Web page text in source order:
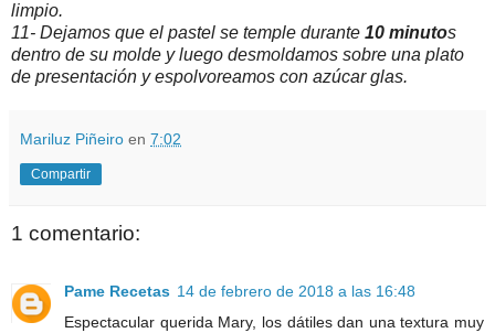
limpio.
11- Dejamos que el pastel se temple durante 10 minutos
dentro de su molde y luego desmoldamos sobre una plato
de presentación y espolvoreamos con azúcar glas.
Mariluz Piñeiro en 7:02
Compartir
1 comentario:
Pame Recetas 14 de febrero de 2018 a las 16:48
Espectacular querida Mary, los dátiles dan una textura muy